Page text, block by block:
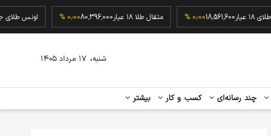
گرم طلای ۱۸ عیار 18,561,600۰٫۰۰ % مثقال طلا ۱۸ عیار 80,396,000۰٫۰۰ % اونس
چند رسانه‌ای کسب و کار بیشتر
شنبه، ۱۷ مرداد ۱۴۰۵